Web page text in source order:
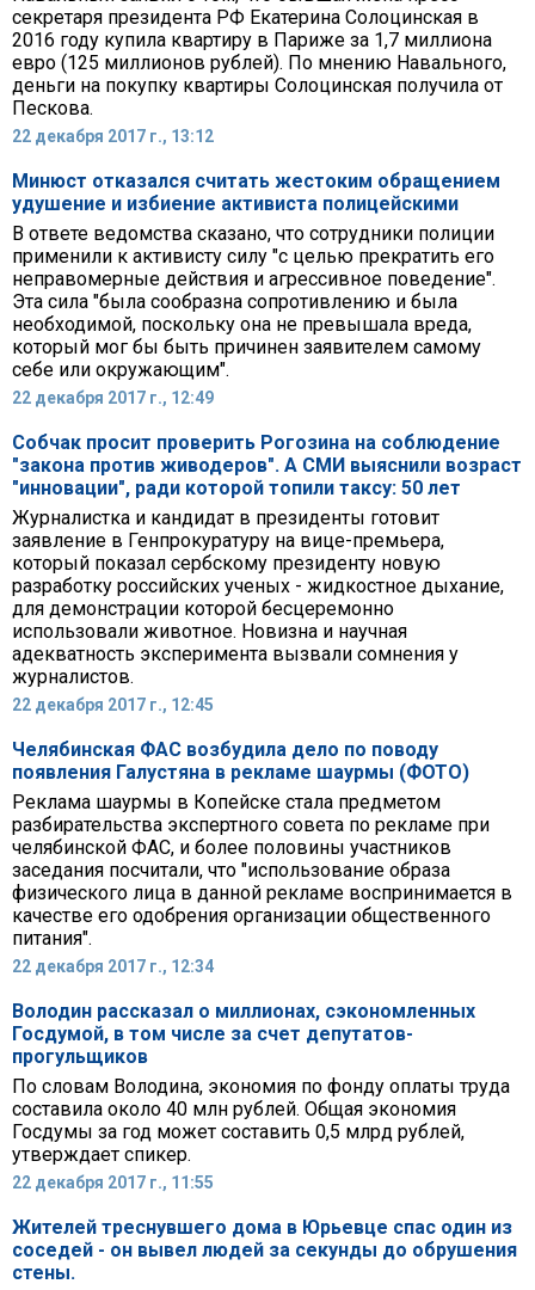
секретаря президента РФ Екатерина Солоцинская в
2016 году купила квартиру в Париже за 1,7 миллиона
евро (125 миллионов рублей). По мнению Навального,
деньги на покупку квартиры Солоцинская получила от
Пескова.
22 декабря 2017 г., 13:12
Минюст отказался считать жестоким обращением
удушение и избиение активиста полицейскими
В ответе ведомства сказано, что сотрудники полиции
применили к активисту силу "с целью прекратить его
неправомерные действия и агрессивное поведение".
Эта сила "была сообразна сопротивлению и была
необходимой, поскольку она не превышала вреда,
который мог бы быть причинен заявителем самому
себе или окружающим".
22 декабря 2017 г., 12:49
Собчак просит проверить Рогозина на соблюдение
"закона против живодеров". А СМИ выяснили возраст
"инновации", ради которой топили таксу: 50 лет
Журналистка и кандидат в президенты готовит
заявление в Генпрокуратуру на вице-премьера,
который показал сербскому президенту новую
разработку российских ученых - жидкостное дыхание,
для демонстрации которой бесцеремонно
использовали животное. Новизна и научная
адекватность эксперимента вызвали сомнения у
журналистов.
22 декабря 2017 г., 12:45
Челябинская ФАС возбудила дело по поводу
появления Галустяна в рекламе шаурмы (ФОТО)
Реклама шаурмы в Копейске стала предметом
разбирательства экспертного совета по рекламе при
челябинской ФАС, и более половины участников
заседания посчитали, что "использование образа
физического лица в данной рекламе воспринимается в
качестве его одобрения организации общественного
питания".
22 декабря 2017 г., 12:34
Володин рассказал о миллионах, сэкономленных
Госдумой, в том числе за счет депутатов-
прогульщиков
По словам Володина, экономия по фонду оплаты труда
составила около 40 млн рублей. Общая экономия
Госдумы за год может составить 0,5 млрд рублей,
утверждает спикер.
22 декабря 2017 г., 11:55
Жителей треснувшего дома в Юрьевце спас один из
соседей - он вывел людей за секунды до обрушения
стены.